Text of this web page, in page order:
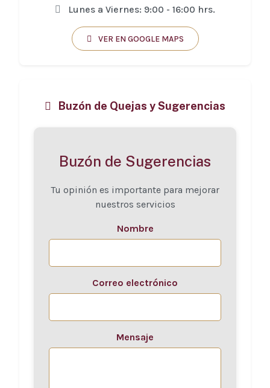
Lunes a Viernes: 9:00 - 16:00 hrs.
VER EN GOOGLE MAPS
Buzón de Quejas y Sugerencias
Buzón de Sugerencias
Tu opinión es importante para mejorar
nuestros servicios
Nombre
Correo electrónico
Mensaje